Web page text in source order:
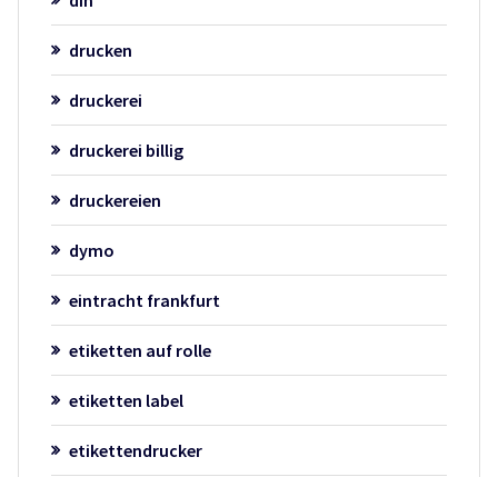
drucken
druckerei
druckerei billig
druckereien
dymo
eintracht frankfurt
etiketten auf rolle
etiketten label
etikettendrucker